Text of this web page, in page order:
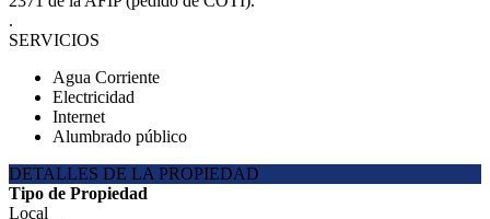
.
SERVICIOS
Agua Corriente
Electricidad
Internet
Alumbrado público
DETALLES DE LA PROPIEDAD
Tipo de Propiedad
Local